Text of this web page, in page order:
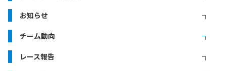
お知らせ
チーム動向
レース報告